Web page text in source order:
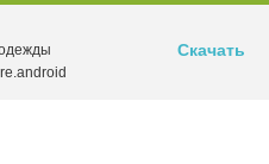
Скачать